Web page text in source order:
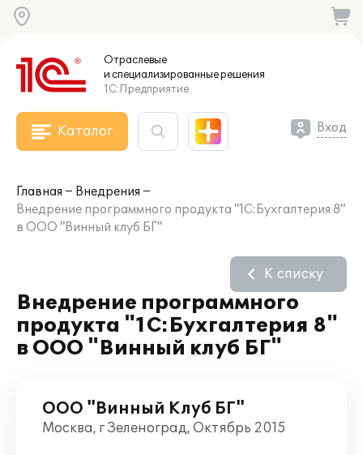
Отраслевые
и специализированныерешения
1С:Предприятие
Каталог Вход
Главная
Внедрения
Внедрение программного продукта "1С:Бухгалтерия 8"
в ООО "Винный клуб БГ"
Внедрение программного
продукта "1С:Бухгалтерия 8"
в ООО "Винный клуб БГ"
К списку
ООО "Винный Клуб БГ"
Москва, г Зеленоград, Октябрь 2015